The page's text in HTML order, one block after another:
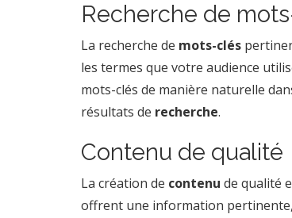
Recherche de
La recherche de mots-clés
les termes que votre audience
mots-clés de manière naturelle
résultats de recherche.
Contenu de qualité
La création de contenu de qualité
offrent une information